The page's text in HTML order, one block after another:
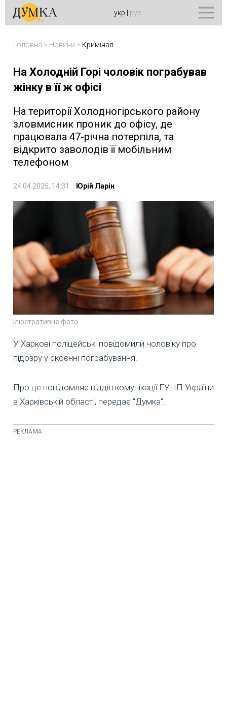
укр рус
Головна > Новини > Кримінал
На Холодній Горі чоловік пограбував
жінку в її ж офісі
На території Холодногірського району
зловмисник проник до офісу, де
працювала 47-річна потерпіла, та
відкрито заволодів її мобільним
телефоном
24.04.2025, 14:31 Юрій Ларін
Ілюстративне фото
У Харкові поліцейські повідомили чоловіку про
підозру у скоєнні пограбування.
Про це повідомляє відділ комунікації ГУНП України
в Харківській області, передає "Думка".